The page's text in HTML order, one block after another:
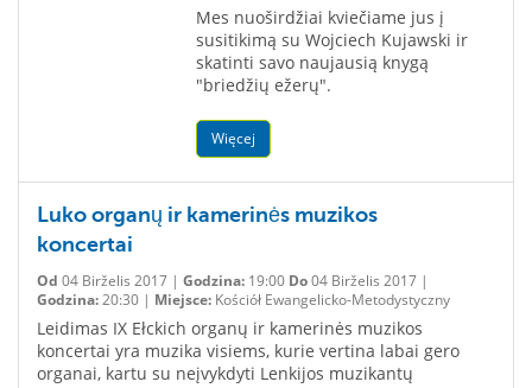
Mes nuoširdžiai kviečiame jus į
susitikimą su Wojciech Kujawski ir
skatinti savo naujausią knygą
"briedžių ežerų".
Więcej
Luko organų ir kamerinės muzikos
koncertai
Od 04 Birželis 2017 | Godzina: 19:00 Do04 Birželis 2017 |
Godzina:20:30 | Miejsce: Kościół Ewangelicko-Metodystyczny
Leidimas IX Ełckich organų ir kamerinės muzikos
koncertai yra muzika visiems, kurie vertina labai gero
organai, kartu su neįvykdyti Lenkijos muzikantų